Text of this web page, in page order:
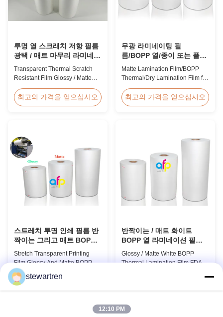
투명 열 스크래치 저항 필름
광택 / 매트 마무리 라미네이
션 필름 SGS 승인
Transparent Thermal Scratch
Resistant Film Glossy / Matte
Approval Price Offer Glossy and
Matte Scratch Resistant Thermal
Lamination Film China Supplier
Material BOPP + EVA Roll ...
최고의 가격을 얻으십시오
무광 라미네이팅 필
름/BOPP 열/종이 또는 플라
스틱용 드라이 라미네이팅
필름
Matte Lamination Film/BOPP
Thermal/Dry Lamination Film for
Lamination Film/BOPP
Thermal/Dry Lamination Film for
42dynes Excellent Performance
FDA PASSED What is BOPP ...
최고의 가격을 얻으십시오
스트레치 투명 인쇄 필름 반
짝이는 그리고 매트 BOPP
EVA
Stretch Transparent Printing
Film Glossy And Matte BOPP
EVA Product Overview Non-
toxic, pollution-free, high
transparency and gloss, low
ageing of corona, few defects
최고의 가격을 얻으십시오
반짝이는 / 매트 화이트
BOPP 열 라미네이션 필름
FDA 인증서 통과
Glossy / Matte White BOPP
Thermal Lamination Film FDA
Laminating Film BOPP Thermal
film designed for paper
stewartren
12:10 PM